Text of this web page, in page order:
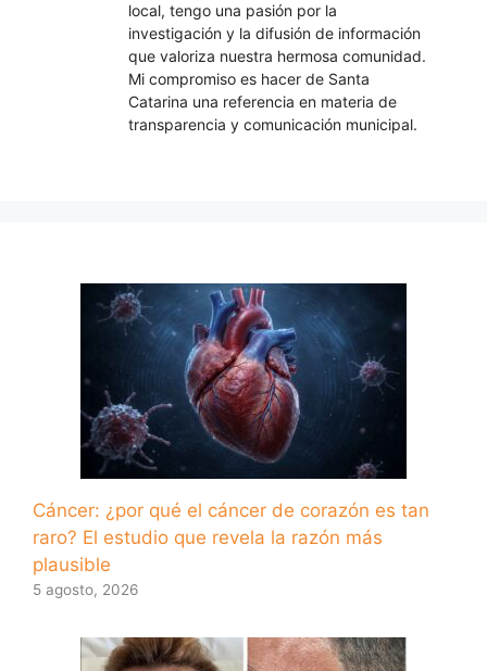
local, tengo una pasión por la
investigación y la difusión de información
que valoriza nuestra hermosa comunidad.
Mi compromiso es hacer de Santa
Catarina una referencia en materia de
transparencia y comunicación municipal.
Cáncer: ¿por qué el cáncer de corazón es tan
raro? El estudio que revela la razón más
plausible
5 agosto, 2026